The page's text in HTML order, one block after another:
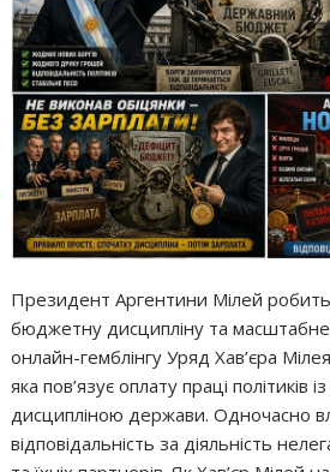
Президент Аргентини Мілей
бюджетну дисципліну та
онлайн-гемблінгу Уряд Хав’єра
яка пов’язує оплату праці політиків
дисципліною держави. Одночасно
відповідальність за діяльність